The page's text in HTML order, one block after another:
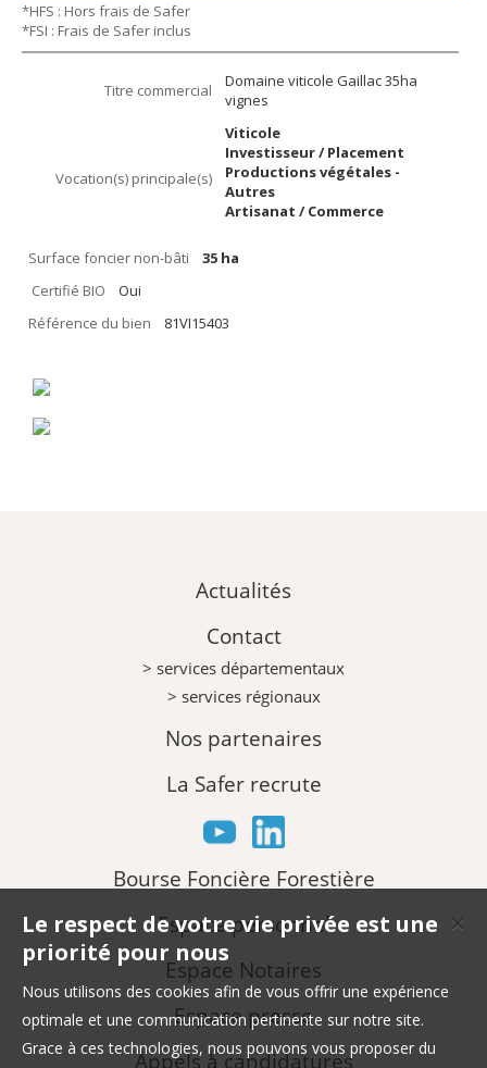
*HFS : Hors frais de Safer
*FSI : Frais de Safer inclus
Titre commercial
Domaine viticole Gaillac 35ha
vignes
Vocation(s) principale(s)
Viticole
Investisseur / Placement
Productions végétales -
Autres
Artisanat / Commerce
Surface foncier non-bâti
35 ha
Certifié BIO
Oui
Référence du bien
81VI15403
Actualités
Contact
> services départementaux
> services régionaux
Nos partenaires
La Safer recrute
Bourse Foncière Forestière
Espace personnel
Espace Notaires
Espace presse
Appels à candidatures
✕
Le respect de votre vie privée est une
priorité pour nous
Nous utilisons des cookies afin de vous offrir une expérience
optimale et une communication pertinente sur notre site.
Grace à ces technologies, nous pouvons vous proposer du